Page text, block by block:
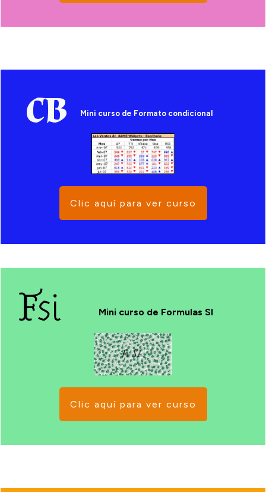
CBMini curso de Formato condicional
Clic aquí para ver curso
FsiMini curso de Formulas SI
Clic aquí para ver curso